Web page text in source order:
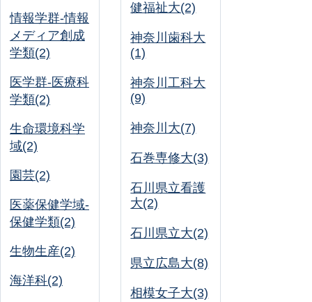
情報学群-情報
メディア創成
学類(2)
医学群-医療科
学類(2)
生命環境科学
域(2)
園芸(2)
医薬保健学域-
保健学類(2)
生物生産(2)
海洋科(2)
健福祉大(2)
神奈川歯科大
(1)
神奈川工科大
(9)
神奈川大(7)
石巻専修大(3)
石川県立看護
大(2)
石川県立大(2)
県立広島大(8)
相模女子大(3)